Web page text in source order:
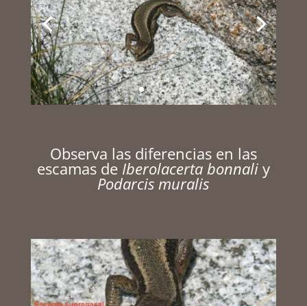
Observa las diferencias en las
escamas de Iberolacerta bonnaliy
Podarcis muralis